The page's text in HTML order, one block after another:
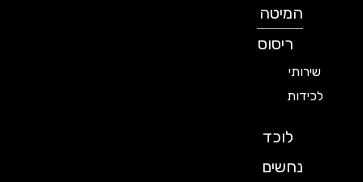
המיטה
ריסוס
שירותי
לכידות
לוכד
נחשים